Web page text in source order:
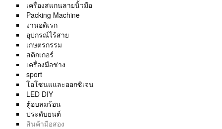
เครื่องสแกนลายนิ้วมือ
Packing Machine
งานอดิเรก
อุปกรณ์ไร้สาย
เกษตรกรรม
สติกเกอร์
เครื่องมือช่าง
sport
โอโซนแและออกซิเจน
LED DIY
ตู้อบลมร้อน
ประดับยนต์
สินค้ามือสอง